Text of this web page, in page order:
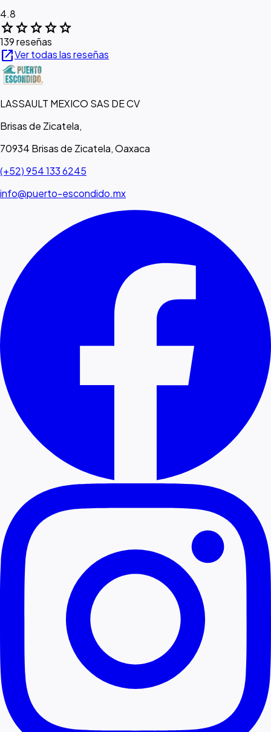
4.8
starstarstarstarstar
139 reseñas
open_in_newVer todas las reseñas
LASSAULT MEXICO SAS DE CV
Brisas de Zicatela,
70934 Brisas de Zicatela, Oaxaca
(+52) 954 133 6245
info@puerto-escondido.mx